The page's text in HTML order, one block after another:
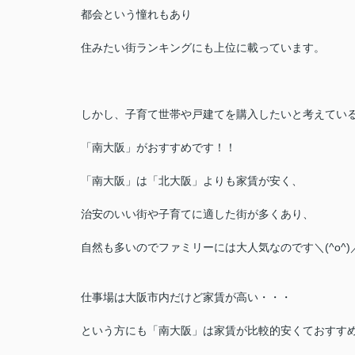
都会という憧れもあり
住みたい街ランキングにも上位に載っています。
しかし、子育て世帯や戸建てを購入したいと考えてい
「南大阪」がおすすめです！！
「南大阪」は「北大阪」よりも家賃が安く、
治安のいい街や子育てに適した街が多くあり、
自然も多いのでファミリーには大人気なのです＼(^o^)
仕事場は大阪市内だけど家賃が高い・・・
という方にも「南大阪」は家賃が比較的安くておすす